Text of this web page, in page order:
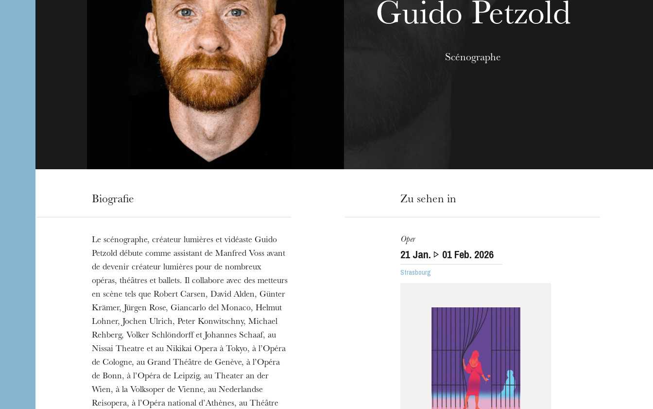
Die OnR mit euch
Führungen durch die Oper
Guido Petzold
Scénographe
Biografie
Le scénographe, créateur lumières et vidéaste Guido
Petzold débute comme assistant de Manfred Voss avant
de devenir créateur lumières pour de nombreux
opéras, théâtres et ballets. Il collabore avec des metteurs
en scène tels que Robert Carsen, David Alden, Günter
Krämer, Jürgen Rose, Giancarlo del Monaco, Helmut
Lohner, Jochen Ulrich, Peter Konwitschny, Michael
Rehberg, Volker Schlöndorff et Johannes Schaaf, au
Nissai Theatre et au Nikikai Opera à Tokyo, à l’Opéra
de Cologne, au Grand Théâtre de Genève, à l’Opéra
de Bonn, à l’Opéra de Leipzig, au Theater an der
Wien, à la Volksoper de Vienne, au Nederlandse
Reisopera, à l’Opéra national d’Athènes, au Théâtre
Zu sehen in
Oper
21 Jan. 01 Feb. 2026
Strasbourg